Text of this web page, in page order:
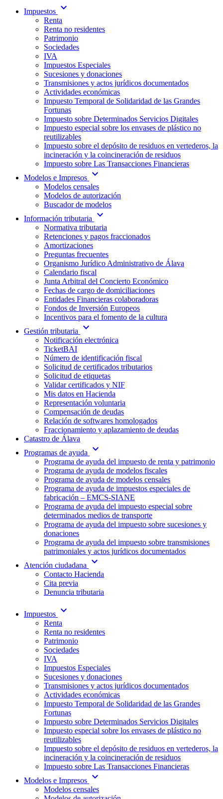
Impuestos expand_more
Renta
Renta no residentes
Patrimonio
Sociedades
IVA
Impuestos Especiales
Sucesiones y donaciones
Transmisiones y actos jurídicos documentados
Actividades económicas
Impuesto Temporal de Solidaridad de las Grandes
Fortunas
Impuesto sobre Determinados Servicios Digitales
Impuesto especial sobre los envases de plástico no
reutilizables
Impuesto sobre el depósito de residuos en vertederos, la
incineración y la coincineración de residuos
Impuesto sobre Las Transacciones Financieras
Modelos e Impresos expand_more
Modelos censales
Modelos de autorización
Buscador de modelos
Información tributaria
expand_more
Normativa tributaria
Retenciones y pagos fraccionados
Amortizaciones
Preguntas frecuentes
Organismo Jurídico Administrativo de Álava
Calendario fiscal
Junta Arbitral del Concierto Económico
Fechas de cargo de domiciliaciones
Entidades Financieras colaboradoras
Fondos de Inversión Europeos
Incentivos para el fomento de la cultura
Gestión tributaria
expand_more
Notificación electrónica
TicketBAI
Número de identificación fiscal
Solicitud de certificados tributarios
Solicitud de etiquetas
Validar certificados y NIF
Mis datos en Hacienda
Representación voluntaria
Compensación de deudas
Relación de softwares homologados
Fraccionamiento y aplazamiento de deudas
Catastro de Álava
Programas de ayuda
expand_more
Programa de ayuda del impuesto de renta y patrimonio
Programa de ayuda de modelos fiscales
Programa de ayuda de modelos censales
Programa de ayuda de impuestos especiales de
fabricación – EMCS-SIANE
Programa de ayuda del impuesto especial sobre
determinados medios de transporte
Programa de ayuda del impuesto sobre sucesiones y
donaciones
Programa de ayuda del impuesto sobre transmisiones
patrimoniales y actos jurídicos documentados
Atención ciudadana
expand_more
Contacto Hacienda
Cita previa
Denuncia tributaria
Impuestos expand_more
Renta
Renta no residentes
Patrimonio
Sociedades
IVA
Impuestos Especiales
Sucesiones y donaciones
Transmisiones y actos jurídicos documentados
Actividades económicas
Impuesto Temporal de Solidaridad de las Grandes
Fortunas
Impuesto sobre Determinados Servicios Digitales
Impuesto especial sobre los envases de plástico no
reutilizables
Impuesto sobre el depósito de residuos en vertederos, la
incineración y la coincineración de residuos
Impuesto sobre Las Transacciones Financieras
Modelos e Impresos expand_more
Modelos censales